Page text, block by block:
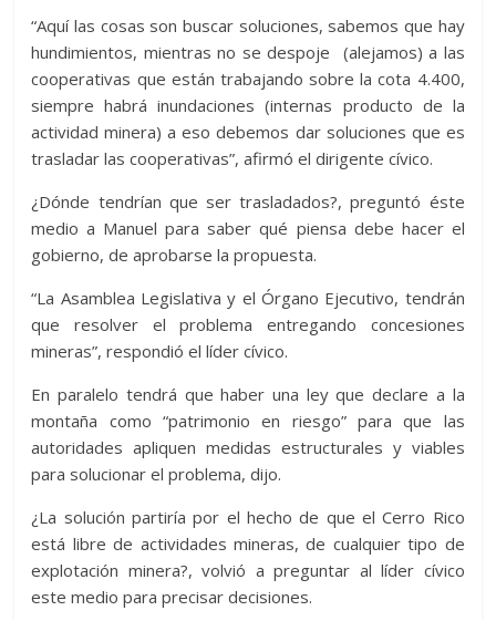
“Aquí las cosas son buscar soluciones, sabemos que hay
hundimientos, mientras no se despoje (alejamos) a las
cooperativas que están trabajando sobre la cota 4.400,
siempre habrá inundaciones (internas producto de la
actividad minera) a eso debemos dar soluciones que es
trasladar las cooperativas”, afirmó el dirigente cívico.
¿Dónde tendrían que ser trasladados?, preguntó éste
medio a Manuel para saber qué piensa debe hacer el
gobierno, de aprobarse la propuesta.
“La Asamblea Legislativa y el Órgano Ejecutivo, tendrán
que resolver el problema entregando concesiones
mineras”, respondió el líder cívico.
En paralelo tendrá que haber una ley que declare a la
montaña como “patrimonio en riesgo” para que las
autoridades apliquen medidas estructurales y viables
para solucionar el problema, dijo.
¿La solución partiría por el hecho de que el Cerro Rico
está libre de actividades mineras, de cualquier tipo de
explotación minera?, volvió a preguntar al líder cívico
este medio para precisar decisiones.